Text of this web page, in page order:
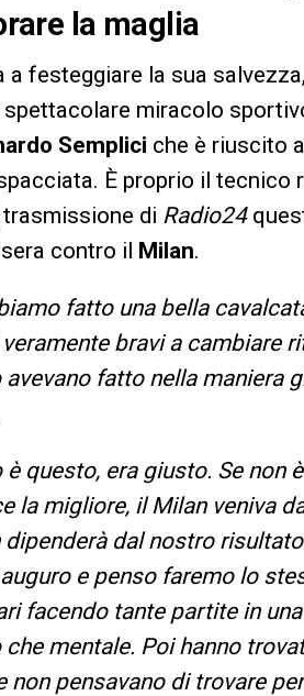
la maglia
a festeggiare la sua
miracolo
Semplici che è riuscito
È proprio il
trasmissione di Radio24
contro il Milan.
fatto una bella
bravi a cambiare
fatto nella maniera
è questo, era giusto. Se
la migliore, il Milan veniva
dal nostro
e penso faremo lo
facendo tante partite in
mentale. Poi hanno
non pensavano di trovare